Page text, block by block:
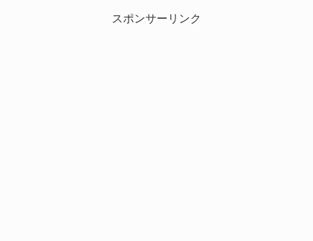
スポンサーリンク